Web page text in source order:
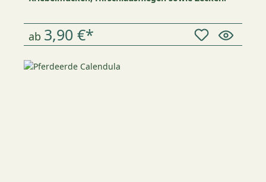
ab 3,90 €*